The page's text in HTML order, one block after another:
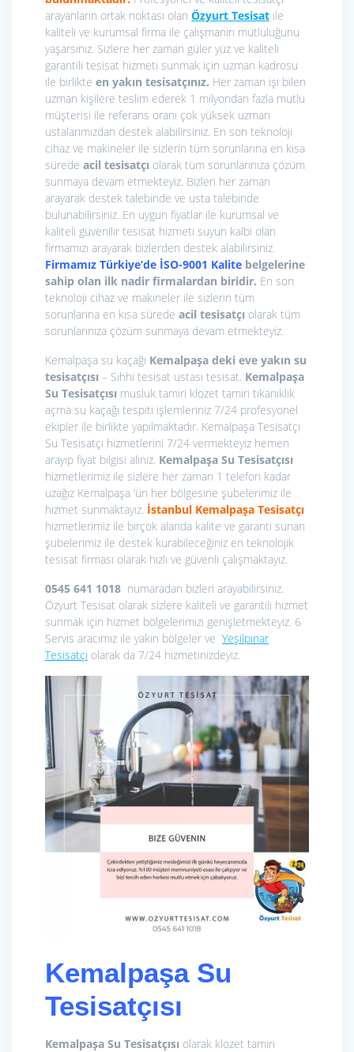
arayanların ortak noktası olan Özyurt Tesisat ile
kaliteli ve kurumsal firma ile çalışmanın mutluluğunu
yaşarsınız. Sizlere her zaman güler yüz ve kaliteli
garantili tesisat hizmeti sunmak için uzman kadrosu
ile birlikte en yakın tesisatçınız. Her zaman işi bilen
uzman kişilere teslim ederek 1 milyondan fazla mutlu
müşterisi ile referans oranı çok yüksek uzman
ustalarımızdan destek alabilirsiniz. En son teknoloji
cihaz ve makineler ile sizlerin tüm sorunlarına en kısa
sürede acil tesisatçı olarak tüm sorunlarınıza çözüm
sunmaya devam etmekteyiz. Bizleri her zaman
arayarak destek talebinde ve usta talebinde
bulunabilirsiniz. En uygun fiyatlar ile kurumsal ve
kaliteli güvenilir tesisat hizmeti suyun kalbi olan
firmamızı arayarak bizlerden destek alabilirsiniz.
Firmamız Türkiye’de İSO-9001 Kalite belgelerine
sahip olan ilk nadir firmalardan biridir. En son
teknoloji cihaz ve makineler ile sizlerin tüm
sorunlarına en kısa sürede acil tesisatçı olarak tüm
sorunlarınıza çözüm sunmaya devam etmekteyiz.
Kemalpaşa su kaçağı Kemalpaşa deki eve yakın su
tesisatçısı – Sıhhi tesisat ustası tesisat. Kemalpaşa
Su Tesisatçısı musluk tamiri klozet tamiri tıkanıklık
açma su kaçağı tespiti işlemleriniz 7/24 profesyonel
ekipler ile birlikte yapılmaktadır. Kemalpaşa Tesisatçı
Su Tesisatçı hizmetlerini 7/24 vermekteyiz hemen
arayıp fiyat bilgisi alınız. Kemalpaşa Su Tesisatçısı
hizmetlerimiz ile sizlere her zaman 1 telefon kadar
uzağız Kemalpaşa ‘ün her bölgesine şubelerimiz ile
hizmet sunmaktayız. İstanbul Kemalpaşa Tesisatçı
hizmetlerimiz ile birçok alanda kalite ve garanti sunan
şubelerimiz ile destek kurabileceğiniz en teknolojik
tesisat firması olarak hızlı ve güvenli çalışmaktayız.
0545 641 1018 numaradan bizleri arayabilirsiniz.
Özyurt Tesisat olarak sizlere kaliteli ve garantili hizmet
sunmak için hizmet bölgelerimizi genişletmekteyiz. 6
Servis aracımız ile yakın bölgeler ve Yeşilpınar
Tesisatçı olarak da 7/24 hizmetinizdeyiz.
Kemalpaşa Su
Tesisatçısı
Kemalpaşa Su Tesisatçısı olarak klozet tamiri